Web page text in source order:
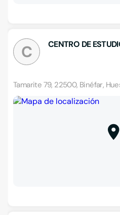
C CENTRO DE
Tamarite 79, 22500, Binéfar,